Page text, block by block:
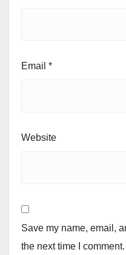
Email *
Website
Save my name, email,
the next time I comment.